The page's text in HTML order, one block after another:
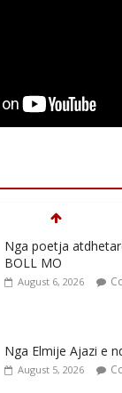
Nga poetja
BOLL MO
August 6, 2026
Nga Elmije Ajazi e
August 5, 2026